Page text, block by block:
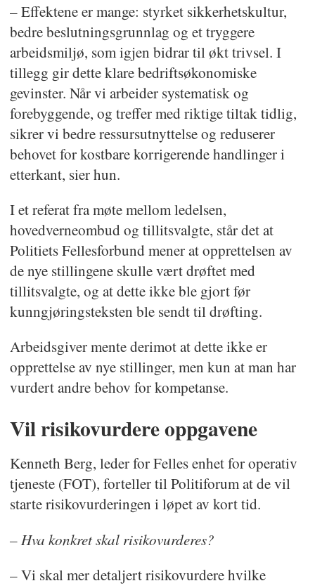
– Effektene er mange: styrket sikkerhetskultur,
bedre beslutningsgrunnlag og et tryggere
arbeidsmiljø, som igjen bidrar til økt trivsel. I
tillegg gir dette klare bedriftsøkonomiske
gevinster. Når vi arbeider systematisk og
forebyggende, og treffer med riktige tiltak tidlig,
sikrer vi bedre ressursutnyttelse og reduserer
behovet for kostbare korrigerende handlinger i
etterkant, sier hun.
I et referat fra møte mellom ledelsen,
hovedverneombud og tillitsvalgte, står det at
Politiets Fellesforbund mener at opprettelsen av
de nye stillingene skulle vært drøftet med
tillitsvalgte, og at dette ikke ble gjort før
kunngjøringsteksten ble sendt til drøfting.
Arbeidsgiver mente derimot at dette ikke er
opprettelse av nye stillinger, men kun at man har
vurdert andre behov for kompetanse.
Vil risikovurdere oppgavene
Kenneth Berg, leder for Felles enhet for operativ
tjeneste (FOT), forteller til Politiforum at de vil
starte risikovurderingen i løpet av kort tid.
– Hva konkret skal risikovurderes?
– Vi skal mer detaljert risikovurdere hvilke